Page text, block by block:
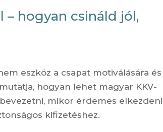
– hogyan csináld jól,
eszköz a csapat motiválására és
hogyan lehet magyar KKV-
mikor érdemes
kifizetéshez.